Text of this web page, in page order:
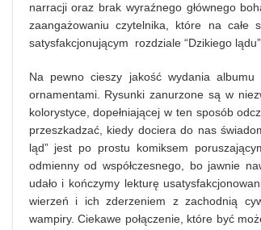
narracji oraz brak wyraźnego głównego
zaangażowaniu czytelnika, które na całe
satysfakcjonującym rozdziale “Dzikiego
Na pewno cieszy jakość wydania
ornamentami. Rysunki zanurzone są w
kolorystyce, dopełniającej w ten sposób
przeszkadzać, kiedy dociera do nas
ląd” jest po prostu komiksem
odmienny od współczesnego, bo jawnie
udało i kończymy lekturę
wierzeń i ich zderzeniem z zachodnią
wampiry. Ciekawe połączenie, które być